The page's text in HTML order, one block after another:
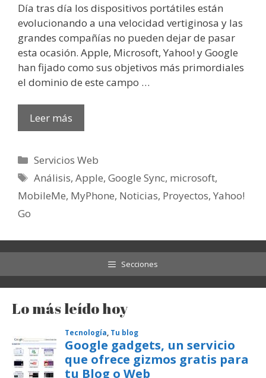
Día tras día los dispositivos portátiles están
evolucionando a una velocidad vertiginosa y las
grandes compañías no pueden dejar de pasar
esta ocasión. Apple, Microsoft, Yahoo! y Google
han fijado como sus objetivos más primordiales
el dominio de este campo …
Leer más
Categorías
Servicios Web
Etiquetas
Análisis,Apple,Google Sync, microsoft,
MobileMe, MyPhone, Noticias, Proyectos, Yahoo!
Go
Secciones
Lo más leído hoy